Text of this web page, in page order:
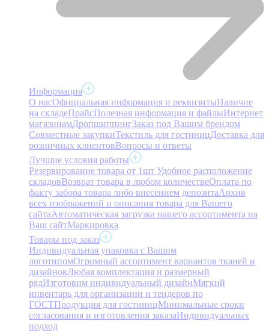
Информация
О насОфициальная информация и реквизитыНаличие
на складеПрайсПолезная информация и файлыИнтернет
магазинамДропшиппингЗаказ под Вашим брендом
Совместные закупкиТекстиль для гостиницДоставка для
розничных клиентовВопросы и ответы
Лучшие условия работы
Резервирование товара от 1шт Удобное расположение
складовВозврат товара в любом количествеОплата по
факту забора товара либо внесением депозитаАрхив
всех изображений и описания товара для Вашего
сайтаАвтоматическая загрузка нашего ассортимента на
Ваш сайтМаркировка
Товары под заказ
Индивидуальная упаковка с Вашим
логотипомОгромный ассортимент вариантов тканей и
дизайновЛюбая комплектация и размерный
рядИзготовим индивидуальный дизайнМягкий
инвентарь для организации и тендеров по
ГОСТПродукция для гостиницМинимальные сроки
согласования и изготовления заказаИндивидуальных
подход